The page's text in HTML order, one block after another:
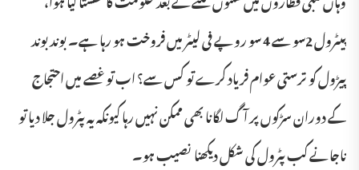
پیٹرول 2سو سے 4 سو روپے فی لیٹر میں فروخت ہو رہا ہے۔ بوند بوند
پیڑول کو ترستی عوام فریاد کرے تو کس سے؟ اب تو غصے میں احتجاج
کے دوران سڑکوں پر آگ لگانا بھی ممکن نہیں رہا کیونکہ یہ پٹرول جلا دیا تو
ناجانے کب پٹرول کی شکل دیکھنا نصیب ہو۔